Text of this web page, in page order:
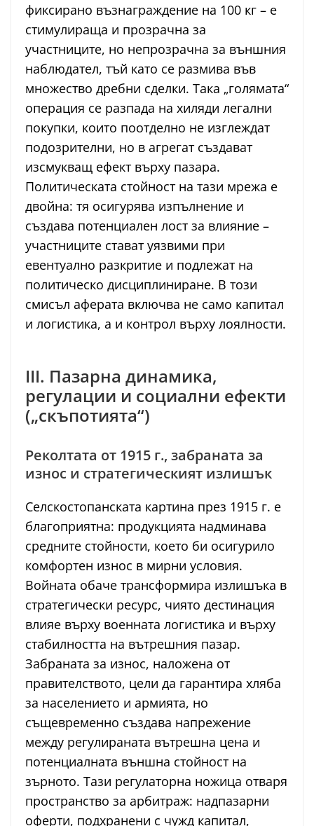
фиксирано възнаграждение на 100 кг – е
стимулираща и прозрачна за
участниците, но непрозрачна за външния
наблюдател, тъй като се размива във
множество дребни сделки. Така „голямата“
операция се разпада на хиляди легални
покупки, които поотделно не изглеждат
подозрителни, но в агрегат създават
изсмукващ ефект върху пазара.
Политическата стойност на тази мрежа е
двойна: тя осигурява изпълнение и
създава потенциален лост за влияние –
участниците стават уязвими при
евентуално разкритие и подлежат на
политическо дисциплиниране. В този
смисъл аферата включва не само капитал
и логистика, а и контрол върху лоялности.
III. Пазарна динамика,
регулации и социални ефекти
(„скъпотията“)
Реколтата от 1915 г., забраната за
износ и стратегическият излишък
Селскостопанската картина през 1915 г. е
благоприятна: продукцията надминава
средните стойности, което би осигурило
комфортен износ в мирни условия.
Войната обаче трансформира излишъка в
стратегически ресурс, чиято дестинация
влияе върху военната логистика и върху
стабилността на вътрешния пазар.
Забраната за износ, наложена от
правителството, цели да гарантира хляба
за населението и армията, но
същевременно създава напрежение
между регулираната вътрешна цена и
потенциалната външна стойност на
зърното. Тази регулаторна ножица отваря
пространство за арбитраж: надпазарни
оферти, подхранени с чужд капитал,